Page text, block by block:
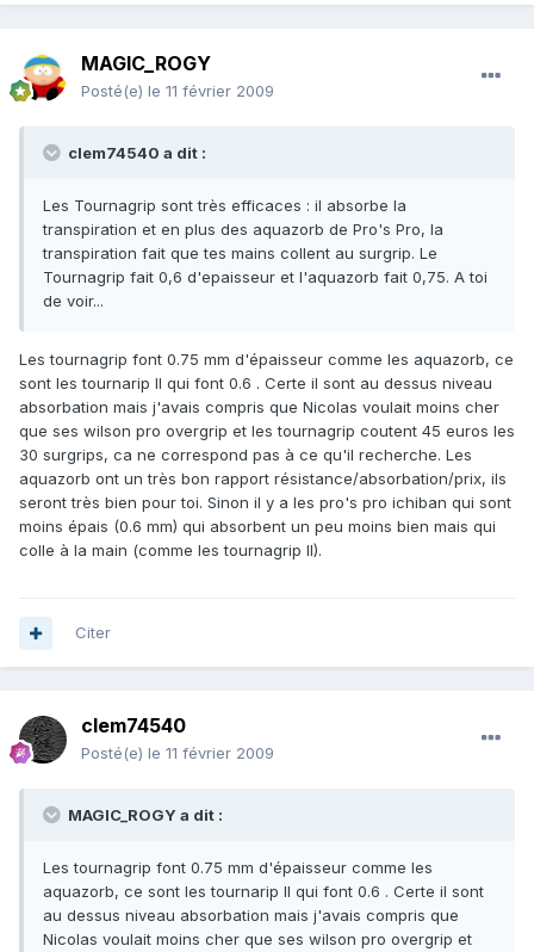
MAGIC_ROGY
Posté(e) le 11 février 2009
clem74540 a dit :
Les Tournagrip sont très efficaces : il absorbe la
transpiration et en plus des aquazorb de Pro's Pro, la
transpiration fait que tes mains collent au surgrip. Le
Tournagrip fait 0,6 d'epaisseur et l'aquazorb fait 0,75. A toi
de voir...
Les tournagrip font 0.75 mm d'épaisseur comme les aquazorb, ce
sont les tournarip II qui font 0.6 . Certe il sont au dessus niveau
absorbation mais j'avais compris que Nicolas voulait moins cher
que ses wilson pro overgrip et les tournagrip coutent 45 euros les
30 surgrips, ca ne correspond pas à ce qu'il recherche. Les
aquazorb ont un très bon rapport résistance/absorbation/prix, ils
seront très bien pour toi. Sinon il y a les pro's pro ichiban qui sont
moins épais (0.6 mm) qui absorbent un peu moins bien mais qui
colle à la main (comme les tournagrip II).
Citer
clem74540
Posté(e) le 11 février 2009
MAGIC_ROGY a dit :
Les tournagrip font 0.75 mm d'épaisseur comme les
aquazorb, ce sont les tournarip II qui font 0.6 . Certe il sont
au dessus niveau absorbation mais j'avais compris que
Nicolas voulait moins cher que ses wilson pro overgrip et